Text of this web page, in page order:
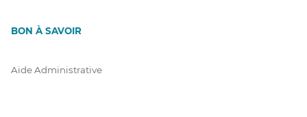
BON À SAVOIR
Aide Administrative